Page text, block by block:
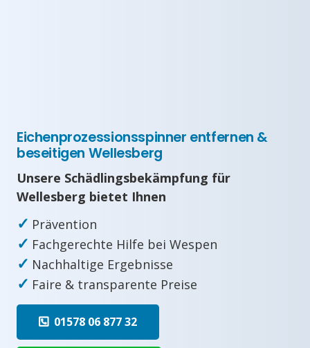
Eichenprozessionsspinner entfernen &
beseitigen Wellesberg
Unsere Schädlingsbekämpfung für
Wellesberg bietet Ihnen
✓ Prävention
✓ Fachgerechte Hilfe bei Wespen
✓ Nachhaltige Ergebnisse
✓ Faire & transparente Preise
01578 06 877 32